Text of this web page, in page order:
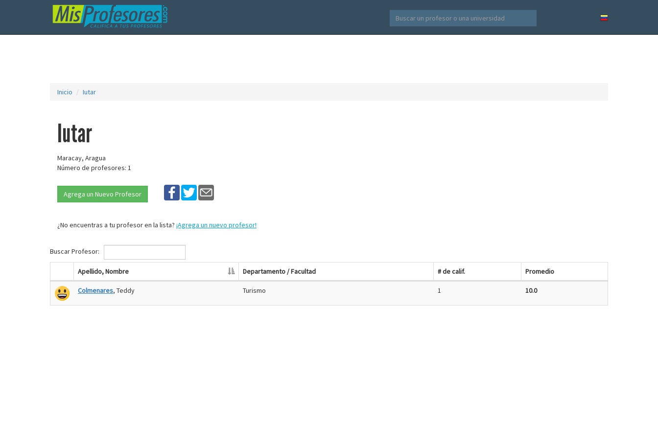
Inicio Iutar
Iutar
Maracay, Aragua
Número de profesores: 1
Agrega un Nuevo Profesor
¿No encuentras a tu profesor en la lista? ¡Agrega un nuevo profesor!
Buscar Profesor:
Apellido, Nombre Departamento / Facultad # de calif. Promedio
Colmenares, Teddy Turismo 1 10.0